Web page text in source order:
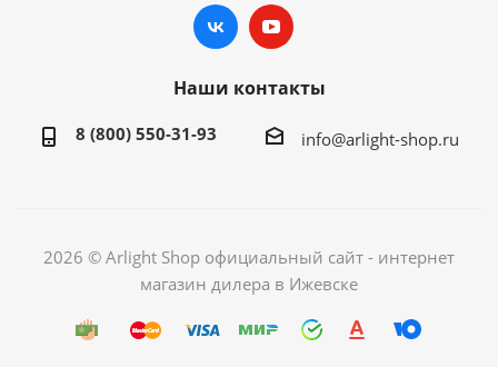
Наши контакты
8 (800) 550-31-93 info@arlight-shop.ru
2026 © Arlight Shop официальный сайт - интернет
магазин дилера в Ижевске